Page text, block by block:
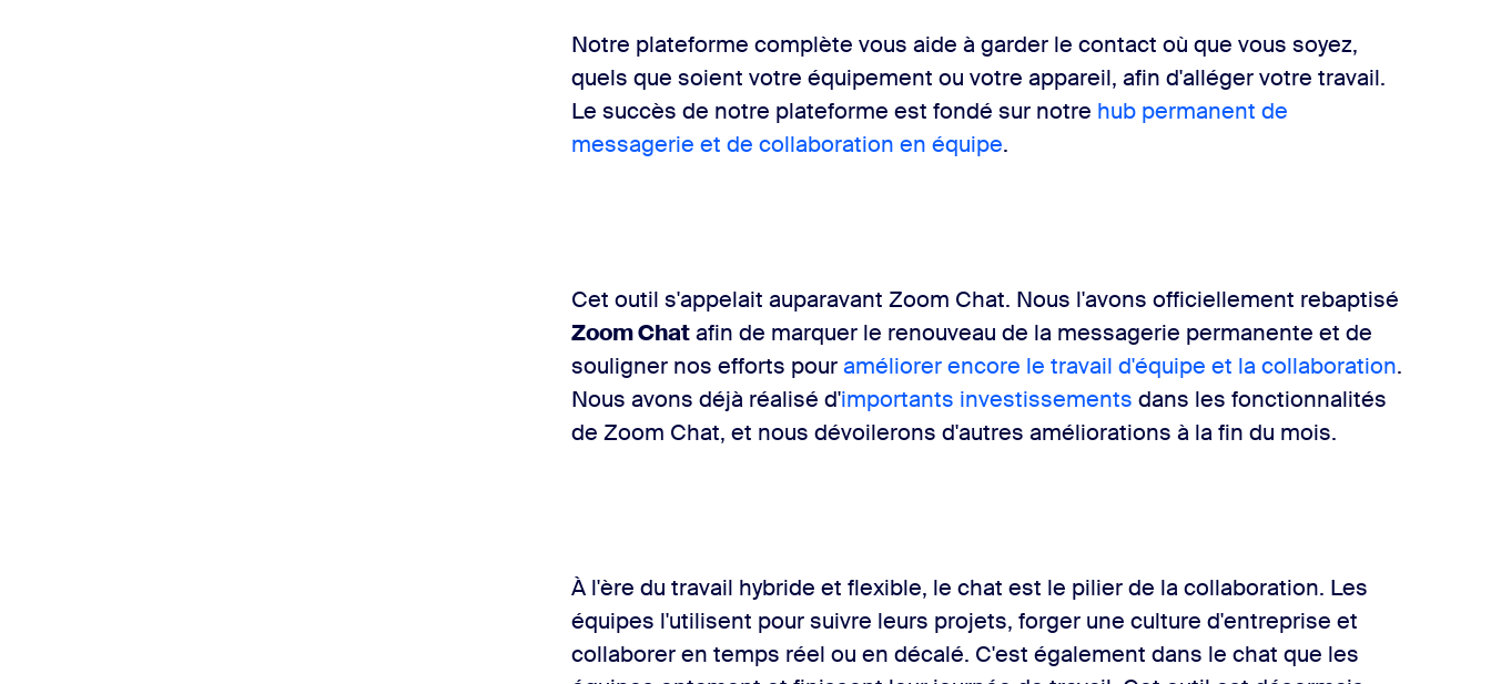
Notre plateforme complète vous aide à garder le contact où que vous soyez,
quels que soient votre équipement ou votre appareil, afin d'alléger votre travail.
Le succès de notre plateforme est fondé sur notre hub permanent de
messagerie et de collaboration en équipe.
Cet outil s'appelait auparavant Zoom Chat. Nous l'avons officiellement rebaptisé
Zoom Chatafin de marquer le renouveau de la messagerie permanente et de
souligner nos efforts pouraméliorer encore le travail d'équipe et la collaboration.
Nous avons déjà réalisé d'importants investissements dans les fonctionnalités
de Zoom Chat, et nous dévoilerons d'autres améliorations à la fin du mois.
À l'ère du travail hybride et flexible, le chat est le pilier de la collaboration. Les
équipes l'utilisent pour suivre leurs projets, forger une culture d'entreprise et
collaborer en temps réel ou en décalé. C'est également dans le chat que les